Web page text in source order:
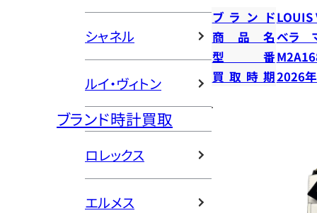
シャネル
ルイ・ヴィトン
ブランド時計買取
ロレックス
エルメス
ブランドLOUIS
商品名ベラ
型番
買取時期2026